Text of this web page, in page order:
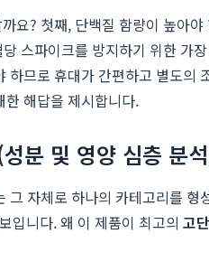
요? 첫째, 단백질 함량이 높아
스파이크를 방지하기 위한
므로 휴대가 간편하고 별도
해답을 제시합니다.
분 및 영양 심층 분
그 자체로 하나의 카테고리를 형
입니다. 왜 이 제품이 최고의 고